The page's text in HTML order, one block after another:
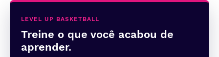
LEVEL UP BASKETBALL
Treine o que você acabou de
aprender.